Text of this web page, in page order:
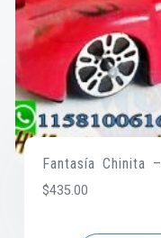
Fantasía Chinita –
$435.00